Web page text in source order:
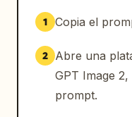
derecho
punto de
cámara CAM-07.
seguimiento en
1 Copia el
2
Abre una
GPT Image
prompt.